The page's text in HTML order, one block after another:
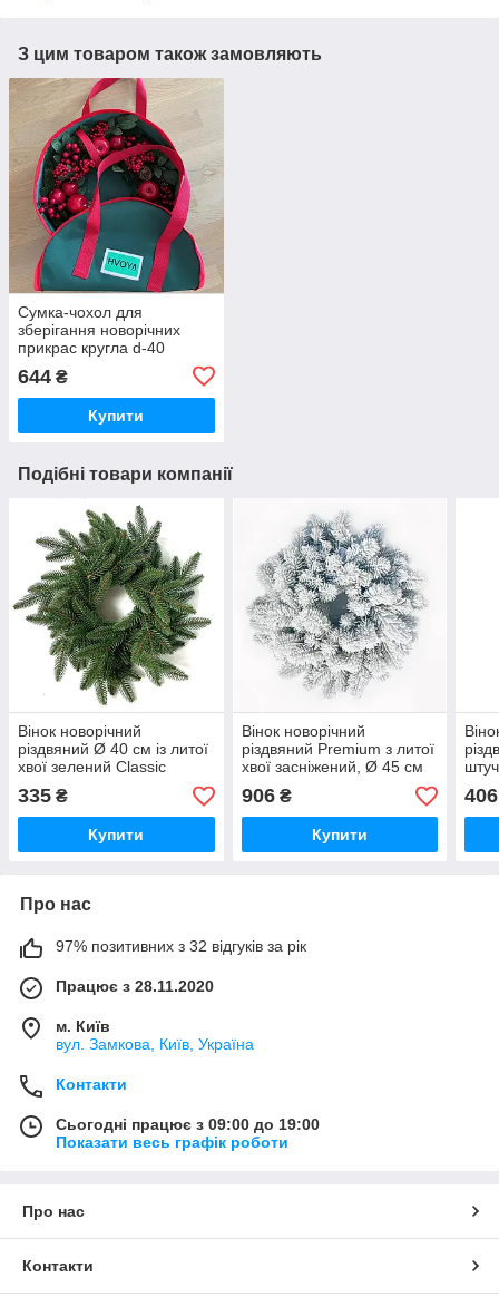
З цим товаром також замовляють
Сумка-чохол для
зберігання новорічних
прикрас кругла d-40
644 ₴
Купити
Подібні товари компанії
Вінок новорічний
різдвяний Ø 40 см із литої
хвої зелений Classic
335 ₴
Купити
Вінок новорічний
різдвяний Premium з литої
хвої засніжений, Ø 45 см
906₴
Купити
406
Про нас
97% позитивних з 32 відгуків за рік
Працює з 28.11.2020
м. Київ
вул. Замкова, Київ, Україна
Контакти
Сьогодні працює з 09:00 до 19:00
Показати весь графік роботи
Про нас
Контакти